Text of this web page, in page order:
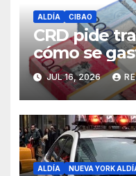
ALDÍA CIBAO
CRD pide
cómo se
Seguro
JUL 16, 2026
ALDÍA NUEVA YORK